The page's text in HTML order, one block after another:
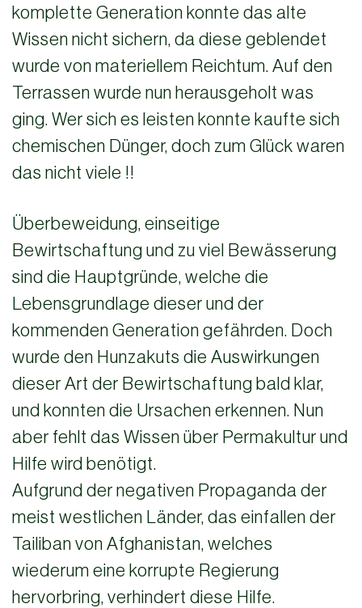
komplette Generation konnte das alte
Wissen nicht sichern, da diese geblendet
wurde von materiellem Reichtum. Auf den
Terrassen wurde nun herausgeholt was
ging. Wer sich es leisten konnte kaufte sich
chemischen Dünger, doch zum Glück waren
das nicht viele !!
Überbeweidung, einseitige
Bewirtschaftung und zu viel Bewässerung
sind die Hauptgründe, welche die
Lebensgrundlage dieser und der
kommenden Generation gefährden. Doch
wurde den Hunzakuts die Auswirkungen
dieser Art der Bewirtschaftung bald klar,
und konnten die Ursachen erkennen. Nun
aber fehlt das Wissen über Permakultur und
Hilfe wird benötigt.
Aufgrund der negativen Propaganda der
meist westlichen Länder, das einfallen der
Tailiban von Afghanistan, welches
wiederum eine korrupte Regierung
hervorbring, verhindert diese Hilfe.